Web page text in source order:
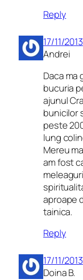
Reply
17/11/2013
Andrei
Daca ma
bucuria
ajunul
bunicilor
peste
lung
Mereu
am fost
aproape
tainica.
Reply
17/11/2013
Doina B.